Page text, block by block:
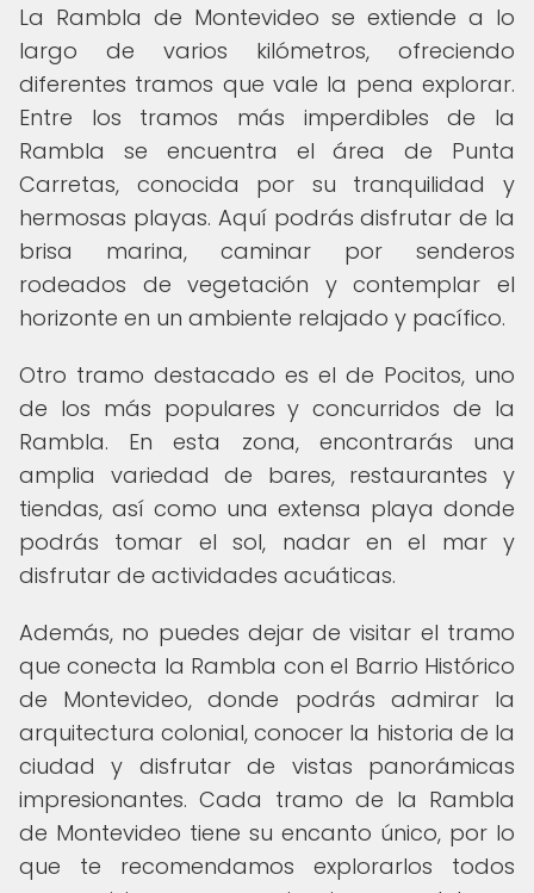
La Rambla de Montevideo se extiende a lo
largo de varios kilómetros, ofreciendo
diferentes tramos que vale la pena explorar.
Entre los tramos más imperdibles de la
Rambla se encuentra el área de Punta
Carretas, conocida por su tranquilidad y
hermosas playas. Aquí podrás disfrutar de la
brisa marina, caminar por senderos
rodeados de vegetación y contemplar el
horizonte en un ambiente relajado y pacífico.
Otro tramo destacado es el de Pocitos, uno
de los más populares y concurridos de la
Rambla. En esta zona, encontrarás una
amplia variedad de bares, restaurantes y
tiendas, así como una extensa playa donde
podrás tomar el sol, nadar en el mar y
disfrutar de actividades acuáticas.
Además, no puedes dejar de visitar el tramo
que conecta la Rambla con el Barrio Histórico
de Montevideo, donde podrás admirar la
arquitectura colonial, conocer la historia de la
ciudad y disfrutar de vistas panorámicas
impresionantes. Cada tramo de la Rambla
de Montevideo tiene su encanto único, por lo
que te recomendamos explorarlos todos